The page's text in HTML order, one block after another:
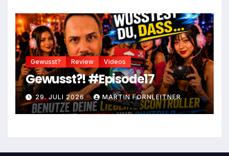
Gewusst? Review Videos
Gewusst?! #Episode17
29. JULI 2026 MARTIN FORNLEITNER